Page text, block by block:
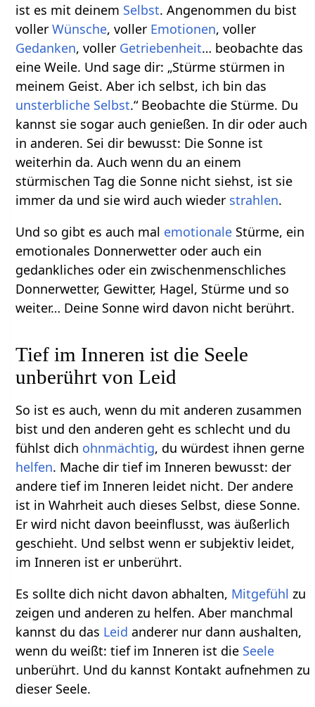
ist es mit deinem Selbst. Angenommen du bist
vollerWünsche, voller Emotionen, voller
Gedanken, voller Getriebenheit… beobachte das
eine Weile. Und sage dir: „Stürme stürmen in
meinem Geist. Aber ich selbst, ich bin das
unsterbliche Selbst.“ Beobachte die Stürme. Du
kannst sie sogar auch genießen. In dir oder auch
in anderen. Sei dir bewusst: Die Sonne ist
weiterhin da. Auch wenn du an einem
stürmischen Tag die Sonne nicht siehst, ist sie
immer da und sie wird auch wieder strahlen.
Und so gibt es auch mal emotionale Stürme, ein
emotionales Donnerwetter oder auch ein
gedankliches oder ein zwischenmenschliches
Donnerwetter, Gewitter, Hagel, Stürme und so
weiter… Deine Sonne wird davon nicht berührt.
Tief im Inneren ist die Seele
unberührt von Leid
So ist es auch, wenn du mit anderen zusammen
bist und den anderen geht es schlecht und du
fühlst dich ohnmächtig, du würdest ihnen gerne
helfen. Mache dir tief im Inneren bewusst: der
andere tief im Inneren leidet nicht. Der andere
ist in Wahrheit auch dieses Selbst, diese Sonne.
Er wird nicht davon beeinflusst, was äußerlich
geschieht. Und selbst wenn er subjektiv leidet,
im Inneren ist er unberührt.
Es sollte dich nicht davon abhalten, Mitgefühl zu
zeigen und anderen zu helfen. Aber manchmal
kannst du das Leid anderer nur dann aushalten,
wenn du weißt: tief im Inneren ist die Seele
unberührt. Und du kannst Kontakt aufnehmen zu
dieser Seele.